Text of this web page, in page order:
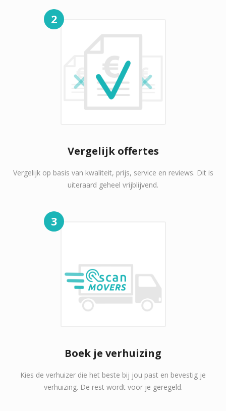
2
Vergelijk offertes
Vergelijk op basis van kwaliteit, prijs, service en reviews. Dit is
uiteraard geheel vrijblijvend.
3
Boek je verhuizing
Kies de verhuizer die het beste bij jou past en bevestig je
verhuizing. De rest wordt voor je geregeld.